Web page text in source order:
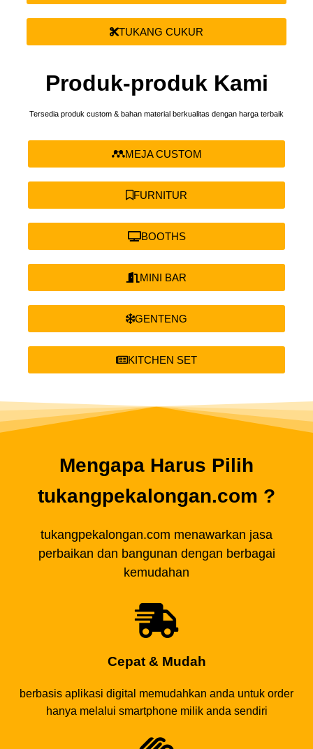
TUKANG CUKUR
Produk-produk Kami
Tersedia produk custom & bahan material berkualitas dengan harga terbaik
MEJA CUSTOM
FURNITUR
BOOTHS
MINI BAR
GENTENG
KITCHEN SET
Mengapa Harus Pilih
tukangpekalongan.com ?
tukangpekalongan.com menawarkan jasa
perbaikan dan bangunan dengan berbagai
kemudahan
Cepat & Mudah
berbasis aplikasi digital memudahkan anda untuk order
hanya melalui smartphone milik anda sendiri